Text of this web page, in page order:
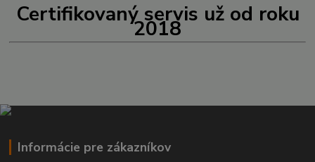
Certifikovaný servis už od roku
2018
Informácie pre zákazníkov